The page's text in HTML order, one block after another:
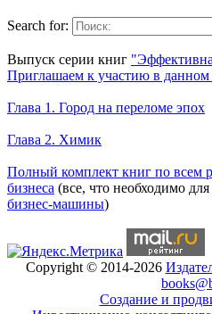
Search for:
Выпуск серии книг
Приглашаем к участию в данном
Глава 1. Город на переломе эпох
Глава 2. Химик
Полный комплект книг по всем
бизнеса (все, что необходимо для
бизнес-машины)
Copyright © 2014-2026
Создание и